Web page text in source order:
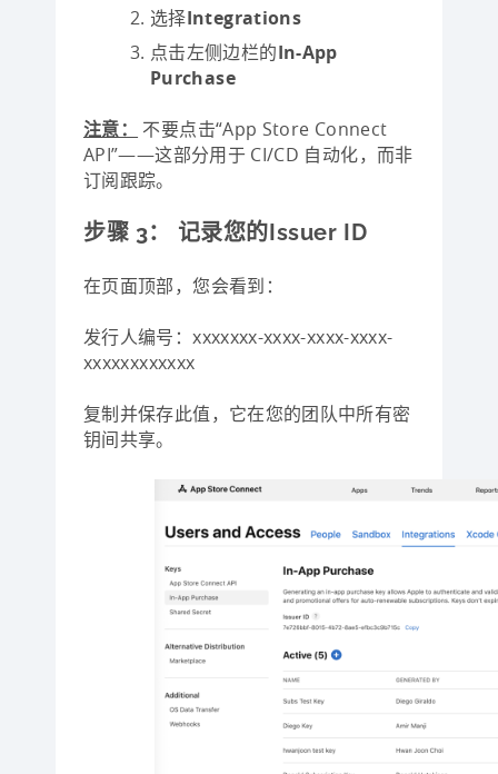
选择Integrations
点击左侧边栏的In-App
Purchase
注意：
不要点击“App Store Connect
API”——这部分用于 CI/CD 自动化，而非
订阅跟踪。
步骤 3：​ 记录您的Issuer ID
在页面顶部，您会看到：
发行人编号：xxxxxxx-xxxx-xxxx-xxxx-
xxxxxxxxxxxx
复制并保存此值，它在您的团队中所有密
钥间共享。